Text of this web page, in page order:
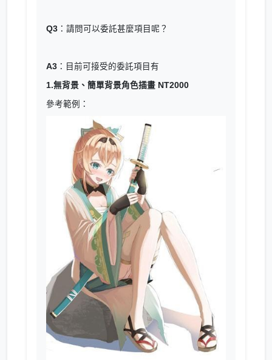
Q3 ：請問可以委託甚麼項目呢？
A3 ：目前可接受的委託項目有
1.無背景、簡單背景角色插畫 NT2000
參考範例：